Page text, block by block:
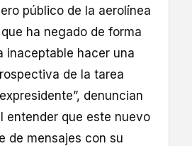
público de la aerolínea
ha negado de forma
inaceptable hacer una
de la tarea
denuncian
entender que este nuevo
de mensajes con su